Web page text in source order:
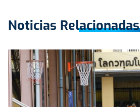
Noticias Relacionadas